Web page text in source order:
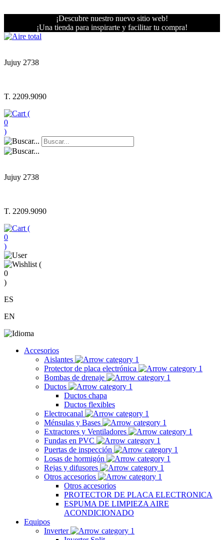
¡Descubre nuestro nuevo sitio web!
¡Una tienda para inspirarte y facilitar tu compra!
Jujuy 2738
T. 2209.9090
(
0
)
Jujuy 2738
T. 2209.9090
(
0
)
(
0
)
ES
EN
Accesorios
Aislantes
Protector de placa electrónica
Bombas de drenaje
Ductos
Ductos chapa
Ductos flexibles
Electrocanal
Ménsulas y Bases
Extractores y Ventiladores
Fundas en PVC
Puertas de inspección
Losas de hormigón
Rejas y difusores
Otros accesorios
Otros accesorios
PROTECTOR DE PLACA ELECTRONICA
ESPUMA DE LIMPIEZA AIRE
ACONDICIONADO
Equipos
Inverter